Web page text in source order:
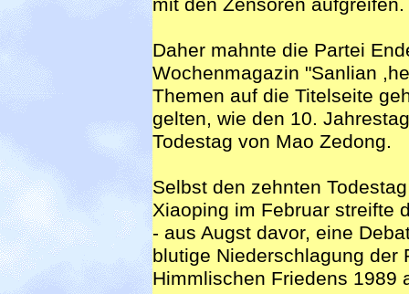
mit den Zensoren aufgreifen.
Daher mahnte die Partei
Wochenmagazin "Sanlian
Themen auf die Titelseite
gelten, wie den 10.
Todestag von Mao Zedong.
Selbst den zehnten
Xiaoping im Februar streifte
- aus Augst davor, eine
blutige Niederschlagung der
Himmlischen Friedens 1989